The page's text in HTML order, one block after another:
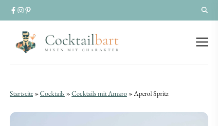
Aperol
Spritz
Aperol
Spritz
Startseite »Cocktails »Cocktails mit Amaro »Aperol Spritz